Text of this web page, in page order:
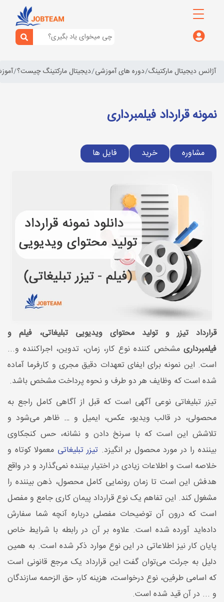
آژانس دیجیتال مارکتینگ دوره های آموزشی دیجیتال مارکتینگ چیست؟
نمونه قرارداد فیلمبرداری
مشاوره خرید فایل ها
قرارداد تیزر و تولید محتوای ویدیویی تبلیغاتی، فیلم و
فیلمبرداری مشخص کننده نوع کار، زمان، تدوین، اجراکننده و...
است. این نمونه برای ایفای تعهدات دقیق مجری و کارفرما آماده
شده است که وظایف هر دو طرف و نحوه پرداخت مشخص باشد.
تیزر تبلیغاتی نوعی آگهی است که قبل از آگاهی کامل راجع به
محصولی، در قالب ویدیو، عکس، ایمیل و … ظاهر می‌شود و
تلاشش این است که با سرنخ دادن و نشانه، حس کنجکاوی
بیننده را در مورد محصول بر انگیزد. تیزر تبلیغاتی معمولا کوتاه و
خلاصه است و اطلاعات زیادی در اختیار بیننده نمی‌گذارد و در واقع
هدفش این است تا زمان رونمایی کامل محصول، ذهن بیننده را
مشغول کند. این تفاهم یک نوع قرارداد پیمان کاری جامع و مفصل
است که درون آن توضیحات مفصلی درباره آنچه شما سفارش
داده‌اید آورده شده است. علاوه بر آن در رابطه با شرایط خاص
پایان کار نیز اطلاعاتی در این نوع موارد ذکر شده است. به همین
دلیل به جرئت می‌توان گفت این قرارداد یک مرجع قانونی است
که اسامی طرفین، نوع درخواست، هزینه کار، حق الزحمه سازندگان
و ... در آن قید شده است.